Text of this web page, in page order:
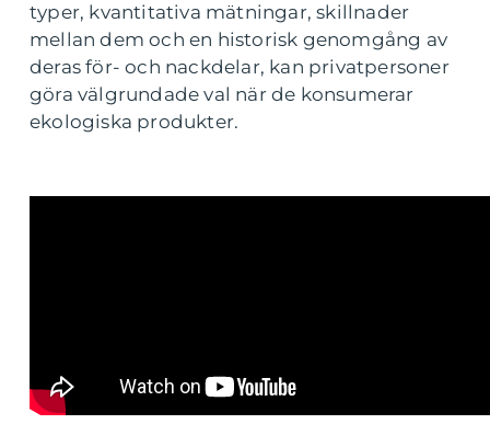
typer, kvantitativa mätningar, skillnader
mellan dem och en historisk genomgång av
deras för- och nackdelar, kan privatpersoner
göra välgrundade val när de konsumerar
ekologiska produkter.